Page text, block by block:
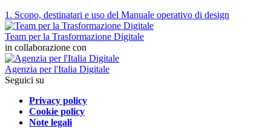
1. Scopo, destinatari e uso del Manuale operativo di design
Team per la Trasformazione Digitale
in collaborazione con
Agenzia per l'Italia Digitale
Seguici su
Privacy policy
Cookie policy
Note legali